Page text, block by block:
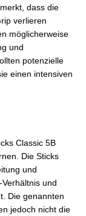
dass die
verlieren
möglicherweise
und
potenzielle
einen intensiven
Classic 5B
Die Sticks
und
und
Die genannten
jedoch nicht die